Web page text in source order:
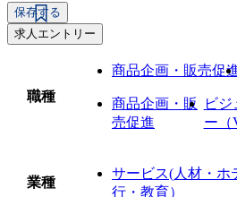
保存する
求人エントリー
職種
商品企画・販売促
商品企画・販
売促進
ビ
ー（
業種
サービス(人材・ホ
行・教育）